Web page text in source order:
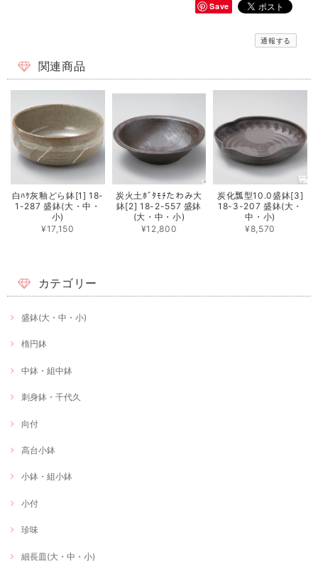
Save
通報する
関連商品
白ﾊｹ灰釉どら鉢[1] 18-
1-287 盛鉢(大・中・
小)
¥17,150
炭火土ﾎﾞﾀﾓﾁたわみ大
鉢[2] 18-2-557 盛鉢
(大・中・小)
¥12,800
炭化瓢型10.0盛鉢[3]
18-3-207 盛鉢(大・
中・小)
¥8,570
カテゴリー
盛鉢(大・中・小)
楕円鉢
中鉢・組中鉢
刺身鉢・千代久
向付
高台小鉢
小鉢・組小鉢
小付
珍味
細長皿(大・中・小)